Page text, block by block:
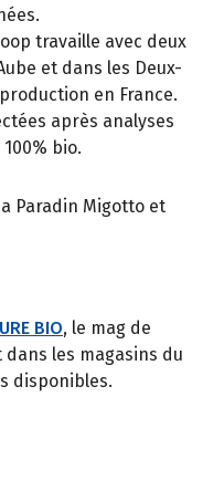
travaille avec deux
et dans les Deux-
en France.
après analyses
bio.
Paradin Migotto et
BIO, le mag de
les magasins du
disponibles.